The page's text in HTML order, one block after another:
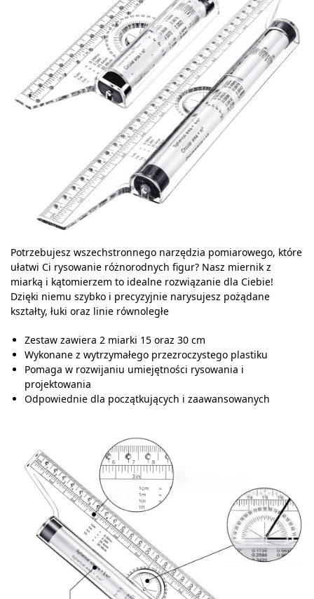
Potrzebujesz wszechstronnego narzędzia pomiarowego, które
ułatwi Ci rysowanie różnorodnych figur? Nasz miernik z
miarką i kątomierzem to idealne rozwiązanie dla Ciebie!
Dzięki niemu szybko i precyzyjnie narysujesz pożądane
kształty, łuki oraz linie równoległe
Zestaw zawiera 2 miarki 15 oraz 30 cm
Wykonane z wytrzymałego przezroczystego plastiku
Pomaga w rozwijaniu umiejętności rysowania i
projektowania
Odpowiednie dla początkujących i zaawansowanych